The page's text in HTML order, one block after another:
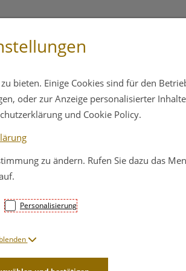
Dr.
Brush
29,51 EUR
bieten. Einige Cookies sind für den
oder zur Anzeige personalisierter
und Cookie Policy.
zu ändern. Rufen Sie dazu das
Personalisierung